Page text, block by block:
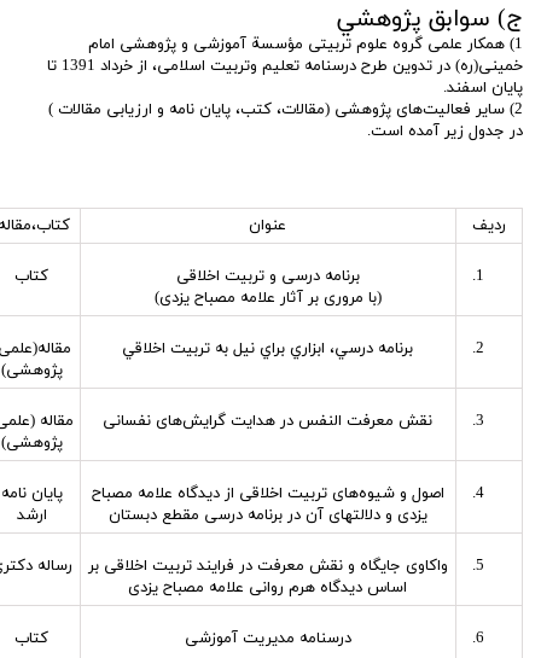
ج) سوابق پژوهشي
1) همکار علمی گروه علوم تربیتی مؤسسة آموزشی و پژوهشی امام
خمینی(ره) در تدوین طرح درسنامه تعلیم وتربیت اسلامی، از خرداد 1391 تا
پایان اسفند.
2) سایر فعالیت‌های پژوهشی (مقالات، کتب، پایان نامه و ارزیابی مقالات )
در جدول زیر آمده است.
ردیف عنوان
برنامه درسی و تربیت اخلاقی
(با مروری بر آثار علامه مصباح یزدی)
کتاب
برنامه درسي، ابزاري براي نيل به تربيت اخلاقي
پژوهشی)
نقش معرفت النفس در هدایت گرایش‌های نفسانی
مقاله
پژوهشی)
اصول و شیوه‌های تربیت اخلاقی از دیدگاه علامه مصباح
یزدی و دلالتهای آن در برنامه درسی مقطع دبستان
پایان نامه
ارشد
واکاوی جایگاه و نقش معرفت در فرایند تربیت اخلاقی بر
اساس دیدگاه هرم روانی علامه مصباح یزدی
رساله
درسنامه مدیریت آموزشی کتاب